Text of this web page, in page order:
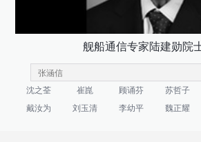
舰船通信专家陆建勋院
沈之荃 崔崑 顾诵芬 苏哲子
戴汝为
刘玉清 李幼平 魏正耀